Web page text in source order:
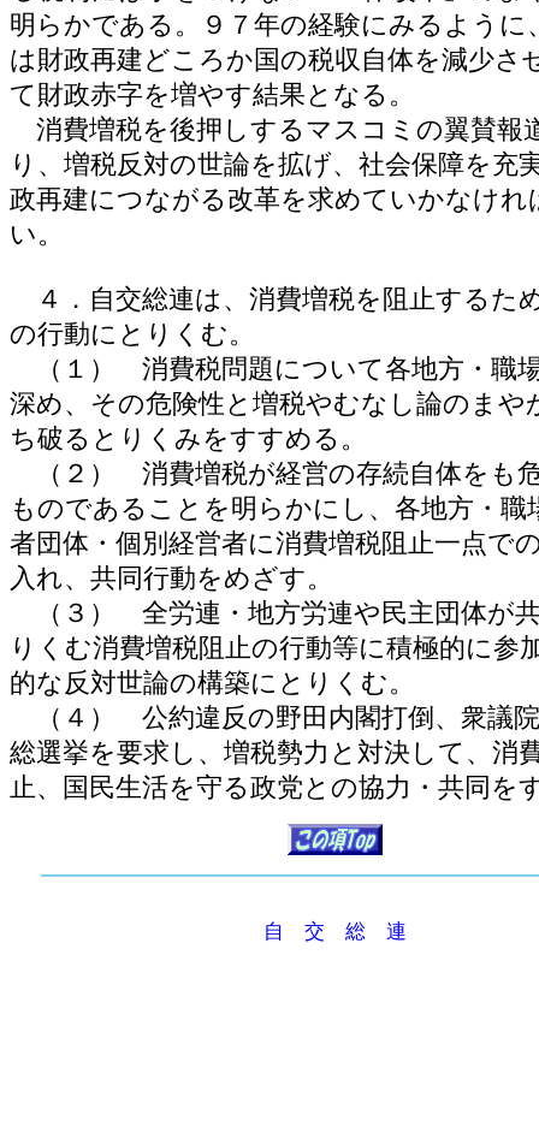
明らかである。９７年の経験にみるように
は財政再建どころか国の税収自体を減少さ
て財政赤字を増やす結果となる。
消費増税を後押しするマスコミの翼賛報
り、増税反対の世論を拡げ、社会保障を充
政再建につながる改革を求めていかなけれ
い。
４．自交総連は、消費増税を阻止するた
の行動にとりくむ。
（１） 消費税問題について各地方・職
深め、その危険性と増税やむなし論のまや
ち破るとりくみをすすめる。
（２） 消費増税が経営の存続自体をも
ものであることを明らかにし、各地方・職
者団体・個別経営者に消費増税阻止一点で
入れ、共同行動をめざす。
（３） 全労連・地方労連や民主団体が
りくむ消費増税阻止の行動等に積極的に参
的な反対世論の構築にとりくむ。
（４） 公約違反の野田内閣打倒、衆議
総選挙を要求し、増税勢力と対決して、消
止、国民生活を守る政党との協力・共同を
自 交 総 連